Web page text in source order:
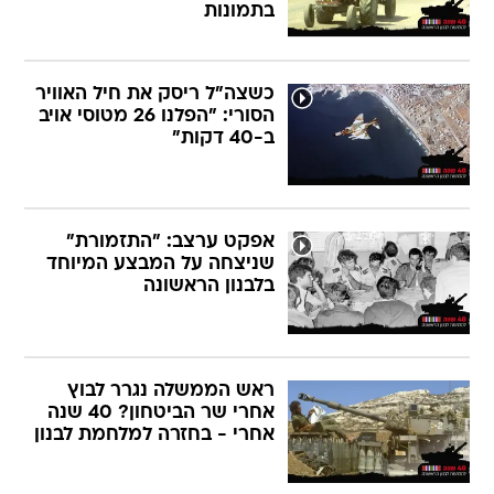
בתמונות
כשצה"ל ריסק את חיל האוויר
הסורי: "הפלנו 26 מטוסי אויב
ב-40 דקות"
אפקט ערצב: "התזמורת"
שניצחה על המבצע המיוחד
בלבנון הראשונה
ראש הממשלה נגרר לבוץ
אחרי שר הביטחון? 40 שנה
אחרי - בחזרה למלחמת לבנון